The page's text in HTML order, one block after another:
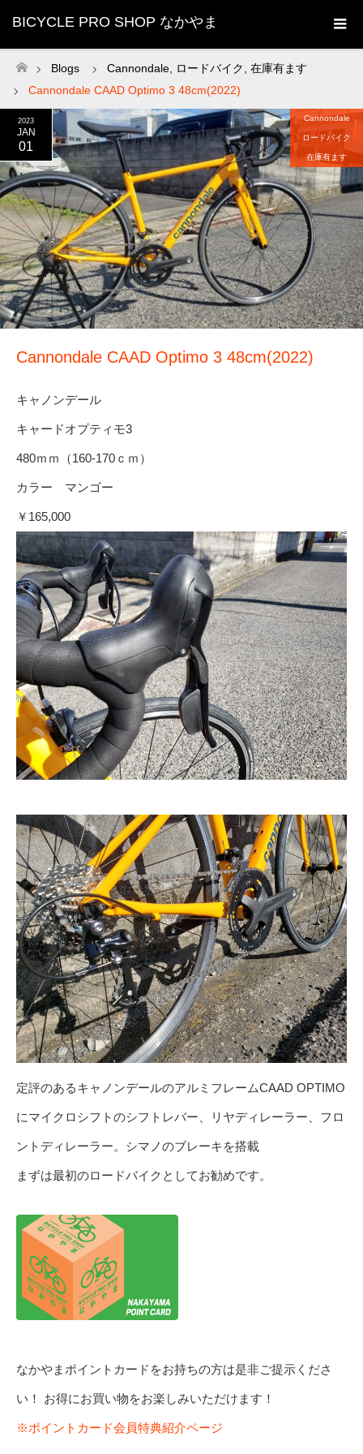
BICYCLE PRO SHOP なかやま
ホーム
Blogs Cannondale ロードバイク
在庫有ます
Cannondale CAAD Optimo 3 48cm(2022)
2023
JAN
01
Cannondale
ロードバイク
在庫有ます
Cannondale CAAD Optimo 3 48cm(2022)
キャノンデール
キャードオプティモ3
480ｍｍ（160-170ｃｍ）
カラー マンゴー
￥165,000
定評のあるキャノンデールのアルミフレームCAAD OPTIMO
にマイクロシフトのシフトレバー、リヤディレーラー、フロ
ントディレーラー。シマノのブレーキを搭載
まずは最初のロードバイクとしてお勧めです。
なかやまポイントカードをお持ちの方は是非ご提示くださ
い！ お得にお買い物をお楽しみいただけます！
※ポイントカード会員特典紹介ページ